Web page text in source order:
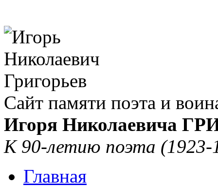
Сайт памяти поэта и
Игоря Николаевича
К 90-летию поэта (1923-
Главная